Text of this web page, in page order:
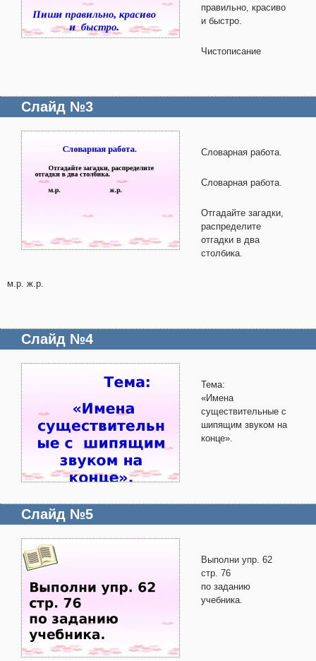
правильно, красиво
и быстро.
Чистописание
Слайд №3
Словарная работа.
Словарная работа.
Отгадайте загадки,
распределите
отгадки в два
столбика.
м.р. ж.р.
Слайд №4
Тема:
«Имена
существительные с
шипящим звуком на
конце».
Слайд №5
Выполни упр. 62
стр. 76
по заданию
учебника.